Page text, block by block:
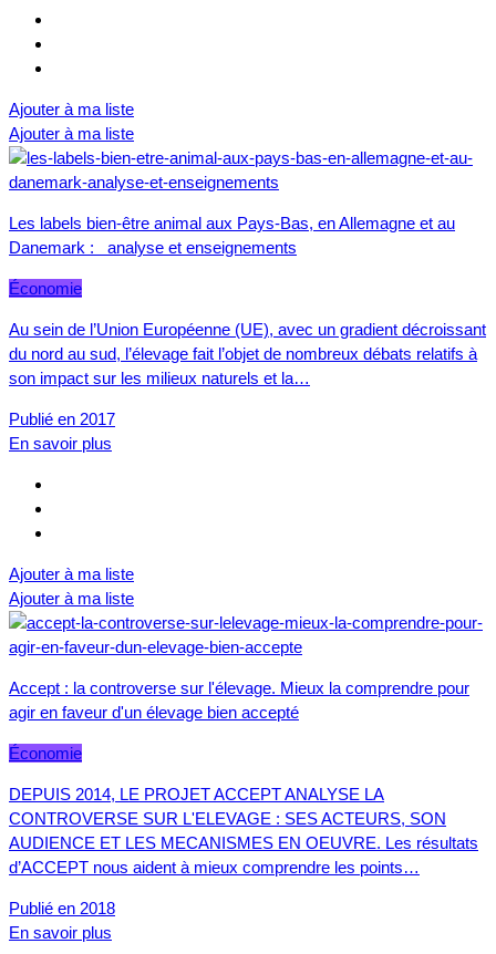
Ajouter à ma liste
Ajouter à ma liste
Les labels bien-être animal aux Pays-Bas, en Allemagne et au
Danemark : analyse et enseignements
Économie
Au sein de l’Union Européenne (UE), avec un gradient décroissant
du nord au sud, l’élevage fait l’objet de nombreux débats relatifs à
son impact sur les milieux naturels et la…
Publié en 2017
En savoir plus
Ajouter à ma liste
Ajouter à ma liste
Accept : la controverse sur l'élevage. Mieux la comprendre pour
agir en faveur d'un élevage bien accepté
Économie
DEPUIS 2014, LE PROJET ACCEPT ANALYSE LA
CONTROVERSE SUR L'ELEVAGE : SES ACTEURS, SON
AUDIENCE ET LES MECANISMES EN OEUVRE. Les résultats
d’ACCEPT nous aident à mieux comprendre les points…
Publié en 2018
En savoir plus